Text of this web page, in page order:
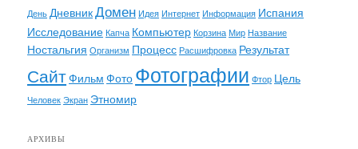
День ДневникДомен Идея Интернет Информация Испания
Исследование Капча Компьютер Корзина Мир Название
Ностальгия Организм Процесс Расшифровка Результат
СайтФильм Фото Фотографии Фтор Цель
Человек Экран Этномир
АРХИВЫ